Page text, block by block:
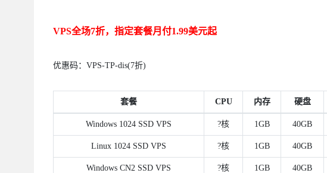
VPS全场7折，指定套餐月付1.99美元起
优惠码：VPS-TP-dis(7折)
套餐 CPU 内存 硬盘
Windows 1024 SSD VPS ?核 1GB 40GB
Linux 1024 SSD VPS ?核 1GB 40GB
Windows CN2 SSD VPS ?核 1GB 40GB